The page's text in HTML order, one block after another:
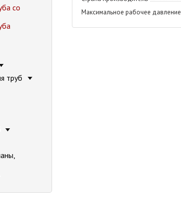
Максимальное рабочее давление
со
труб